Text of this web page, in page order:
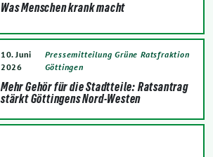
Was Menschen krank macht
10. Juni
2026
Pressemitteilung Grüne Ratsfraktion
Göttingen
Mehr Gehör für die Stadtteile: Ratsantrag
stärkt Göttingens Nord-Westen